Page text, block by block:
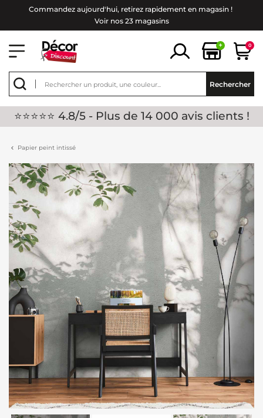
Commandez aujourd'hui, retirez rapidement en magasin !
Voir nos 23 magasins
+ 0
Rechercher
⭐⭐⭐⭐⭐ 4.8/5 - Plus de 14 000 avis clients !
Papier peint intissé